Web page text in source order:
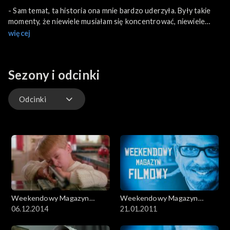
- Sam temat, ta historia ona mnie bardzo uderzyła. Były takie
momenty, że niewiele musiałam się koncentrować, niewiele
musiałam sobie wyobrazić, żeby bardzo uwierzyć w to, że
odnalazł się w nowej rzeczywistości? Dziś to temat wyjątkowo
aktualny również dla kina.
więcej
Sezony i odcinki
Odcinki
Weekendowy Magazyn
Filmowy
06.12.2014
Weekendowy Magazyn
Filmowy
21.01.2011